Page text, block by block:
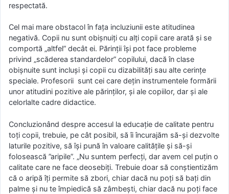
respectată.
Cel mai mare obstacol în faţa incluziunii este atitudinea
negativă. Copii nu sunt obişnuiţi cu alţi copii care arată şi se
comportă „altfel” decât ei. Părinţii îşi pot face probleme
privind „scăderea standardelor” copilului, dacă în clase
obişnuite sunt incluşi şi copii cu dizabilităţi sau alte cerinţe
speciale. Profesorii sunt cei care deţin instrumentele formării
unor atitudini pozitive ale părinţilor, şi ale copiilor, dar şi ale
celorlalte cadre didactice.
Concluzionând despre accesul la educație de calitate pentru
toți copii, trebuie, pe cât posibil, să îi încurajăm să-și dezvolte
laturile pozitive, să își pună în valoare calitățile și să-și
folosească ”aripile”. „Nu suntem perfecți, dar avem cel puțin o
calitate care ne face deosebiți. Trebuie doar să conștientizăm
că o aripă îți permite să zbori, chiar dacă nu poți să bați din
palme și nu te împiedică să zâmbești, chiar dacă nu poți face